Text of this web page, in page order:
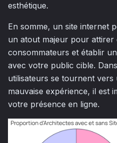
esthétique.
En somme, un site internet
un atout majeur pour attirer
consommateurs et établir
avec votre public cible.
utilisateurs se tournent
mauvaise expérience, il est
votre présence en ligne.